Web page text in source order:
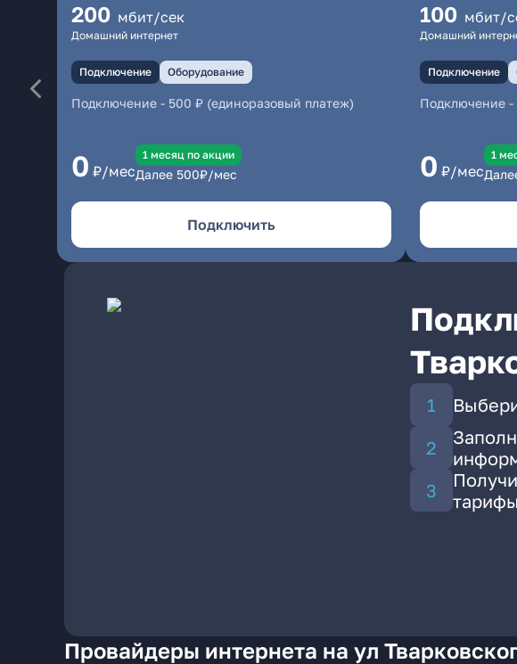
200 мбит/сек
Домашний интернет
Подключение Оборудование
Подключение - 500 ₽ (единоразовый платеж)
0 ₽/мес
1 месяц по акции
Далее 500₽/мес
Подключить
100 мбит/
Домашний
Подключение
Подключение-
0 ₽/мес
1
тарифы
Провайдеры интернета на ул